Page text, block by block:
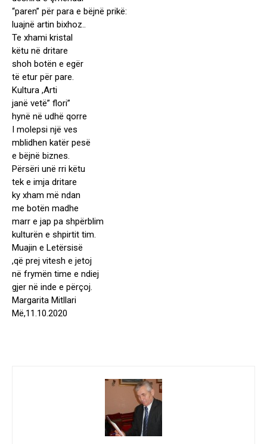
“paren” për para e bëjnë prikë:
luajnë artin bixhoz..
Te xhami kristal
këtu në dritare
shoh botën e egër
të etur për pare.
Kultura ,Arti
janë vetë” flori”
hynë në udhë qorre
I molepsi një ves
mblidhen katër pesë
e bëjnë biznes.
Përsëri unë rri këtu
tek e imja dritare
ky xham më ndan
me botën madhe
marr e jap pa shpërblim
kulturën e shpirtit tim.
Muajin e Letërsisë
,që prej vitesh e jetoj
në frymën time e ndiej
gjer në inde e përçoj.
Margarita Mitllari
Më,11.10.2020